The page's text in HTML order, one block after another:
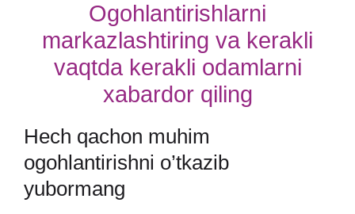
Ogohlantirishlarni
markazlashtiring va kerakli
vaqtda kerakli odamlarni
xabardor qiling
Hech qachon muhim
ogohlantirishni o’tkazib
yubormang